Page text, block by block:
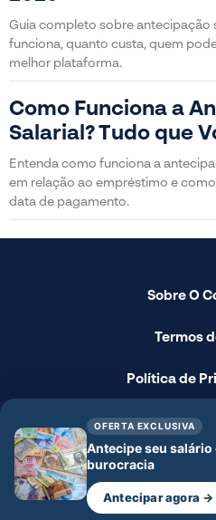
Guia completo sobre antecipação
funciona, quanto custa, quem
melhor plataforma.
Como Funciona a
Salarial? Tudo que
Entenda como funciona a
em relação ao empréstimo e
data de pagamento.
Sobre O
Termos
Política de
Fale
© 2024 - O Contábil -
OFERTA EXCLUSIVA
Antecipe seu salário
burocracia
Antecipar agora →